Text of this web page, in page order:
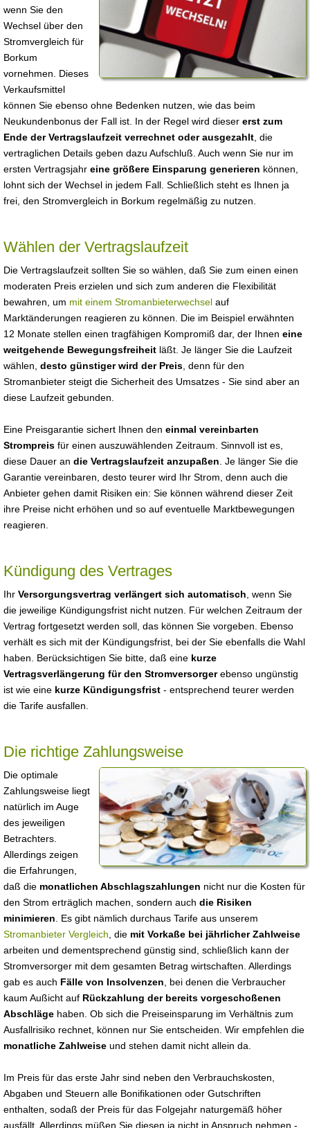
wenn Sie den
Wechsel über den
Stromvergleich für
Borkum
vornehmen. Dieses
Verkaufsmittel
können Sie ebenso ohne Bedenken nutzen, wie das beim
Neukundenbonus der Fall ist. In der Regel wird dieser erst zum
Ende der Vertragslaufzeit verrechnet oder ausgezahlt , die
vertraglichen Details geben dazu Aufschluß. Auch wenn Sie nur im
ersten Vertragsjahr eine größere Einsparung generieren können,
lohnt sich der Wechsel in jedem Fall. Schließlich steht es Ihnen ja
frei, den Stromvergleich in Borkum regelmäßig zu nutzen.
Wählen der Vertragslaufzeit
Die Vertragslaufzeit sollten Sie so wählen, daß Sie zum einen einen
moderaten Preis erzielen und sich zum anderen die Flexibilität
bewahren, um mit einem Stromanbieterwechsel auf
Marktänderungen reagieren zu können. Die im Beispiel erwähnten
12 Monate stellen einen tragfähigen Kompromiß dar, der Ihnen eine
weitgehende Bewegungsfreiheit läßt. Je länger Sie die Laufzeit
wählen, desto günstiger wird der Preis , denn für den
Stromanbieter steigt die Sicherheit des Umsatzes - Sie sind aber an
diese Laufzeit gebunden.
Eine Preisgarantie sichert Ihnen den einmal vereinbarten
Strompreis für einen auszuwählenden Zeitraum. Sinnvoll ist es,
diese Dauer an die Vertragslaufzeit anzupaßen . Je länger Sie die
Garantie vereinbaren, desto teurer wird Ihr Strom, denn auch die
Anbieter gehen damit Risiken ein: Sie können während dieser Zeit
ihre Preise nicht erhöhen und so auf eventuelle Marktbewegungen
reagieren.
Kündigung des Vertrages
Ihr Versorgungsvertrag verlängert sich automatisch , wenn Sie
die jeweilige Kündigungsfrist nicht nutzen. Für welchen Zeitraum der
Vertrag fortgesetzt werden soll, das können Sie vorgeben. Ebenso
verhält es sich mit der Kündigungsfrist, bei der Sie ebenfalls die Wahl
haben. Berücksichtigen Sie bitte, daß eine kurze
Vertragsverlängerung für den Stromversorgerebenso ungünstig
ist wie eine kurze Kündigungsfrist - entsprechend teurer werden
die Tarife ausfallen.
Die richtige Zahlungsweise
Die optimale
Zahlungsweise liegt
natürlich im Auge
des jeweiligen
Betrachters.
Allerdings zeigen
die Erfahrungen,
daß die monatlichen Abschlagszahlungen nicht nur die Kosten für
den Strom erträglich machen, sondern auch die Risiken
minimieren . Es gibt nämlich durchaus Tarife aus unserem
Stromanbieter Vergleich , die mit Vorkaße bei jährlicher Zahlweise
arbeiten und dementsprechend günstig sind, schließlich kann der
Stromversorger mit dem gesamten Betrag wirtschaften. Allerdings
gab es auch Fälle von Insolvenzen , bei denen die Verbraucher
kaum Außicht auf Rückzahlung der bereits vorgeschoßenen
Abschläge haben. Ob sich die Preiseinsparung im Verhältnis zum
Ausfallrisiko rechnet, können nur Sie entscheiden. Wir empfehlen die
monatliche Zahlweise und stehen damit nicht allein da.
Im Preis für das erste Jahr sind neben den Verbrauchskosten,
Abgaben und Steuern alle Bonifikationen oder Gutschriften
enthalten, sodaß der Preis für das Folgejahr naturgemäß höher
ausfällt. Allerdings müßen Sie diesen ja nicht in Anspruch nehmen -